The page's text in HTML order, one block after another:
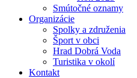
Smútočné oznamy
Organizácie
Spolky a združenia
Šport v obci
Hrad Dobrá Voda
Turistika v okolí
Kontakt